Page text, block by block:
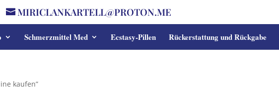
MIRICLANKARTELL@PROTON.ME
Schmerzmittel Med Ecstasy-Pillen Rückerstattung und Rückgabe
kaufen”